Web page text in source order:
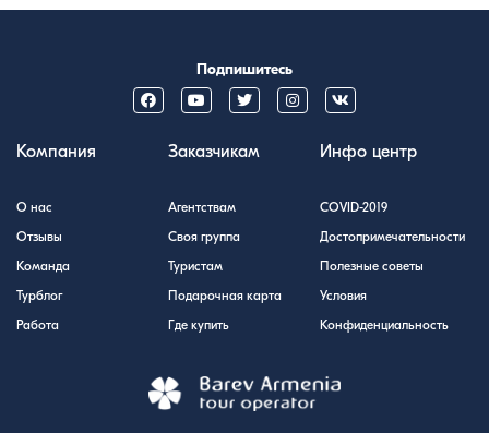
Подпишитесь
Компания
О нас
Отзывы
Команда
Турблог
Работа
Заказчикам
Агентствам
Своя группа
Туристам
Подарочная карта
Где купить
Инфо центр
COVID-2019
Достопримечательности
Полезные советы
Условия
Конфиденциальность